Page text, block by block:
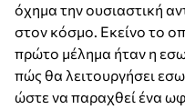
όχημα την ουσιαστική
στον κόσμο. Εκείνο το
πρώτο μέλημα ήταν η
πώς θα λειτουργήσει
ώστε να παραχθεί ένα